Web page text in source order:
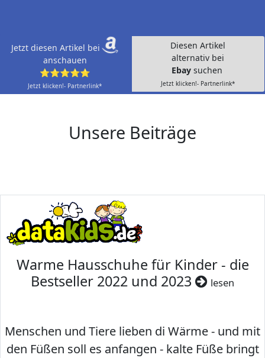
Jetzt diesen Artikel bei
anschauen
⭐⭐⭐⭐⭐
Jetzt klicken!- Partnerlink*
Diesen Artikel
alternativ bei
Ebay suchen
Jetzt klicken!- Partnerlink*
Unsere Beiträge
Warme Hausschuhe für Kinder - die
Bestseller 2022 und 2023
lesen
Menschen und Tiere lieben di Wärme - und mit
den Füßen soll es anfangen - kalte Füße bringt